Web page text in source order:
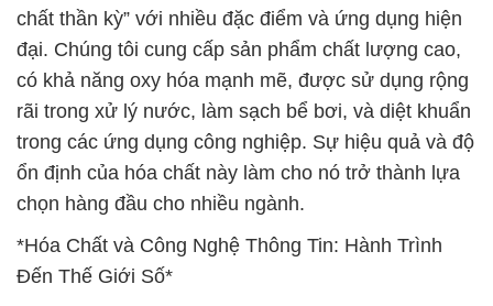
chất thần kỳ” với nhiều đặc điểm và ứng dụng hiện
đại. Chúng tôi cung cấp sản phẩm chất lượng cao,
có khả năng oxy hóa mạnh mẽ, được sử dụng rộng
rãi trong xử lý nước, làm sạch bể bơi, và diệt khuẩn
trong các ứng dụng công nghiệp. Sự hiệu quả và độ
ổn định của hóa chất này làm cho nó trở thành lựa
chọn hàng đầu cho nhiều ngành.
*Hóa Chất và Công Nghệ Thông Tin: Hành Trình
Đến Thế Giới Số*